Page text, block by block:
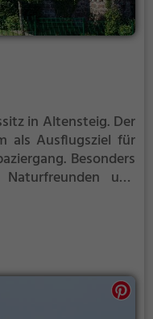
in Altensteig. Der
als Ausflugsziel für
Besonders
und
Zeiten und bietet